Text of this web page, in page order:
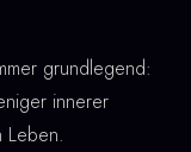
grundlegend:
innerer
Leben.